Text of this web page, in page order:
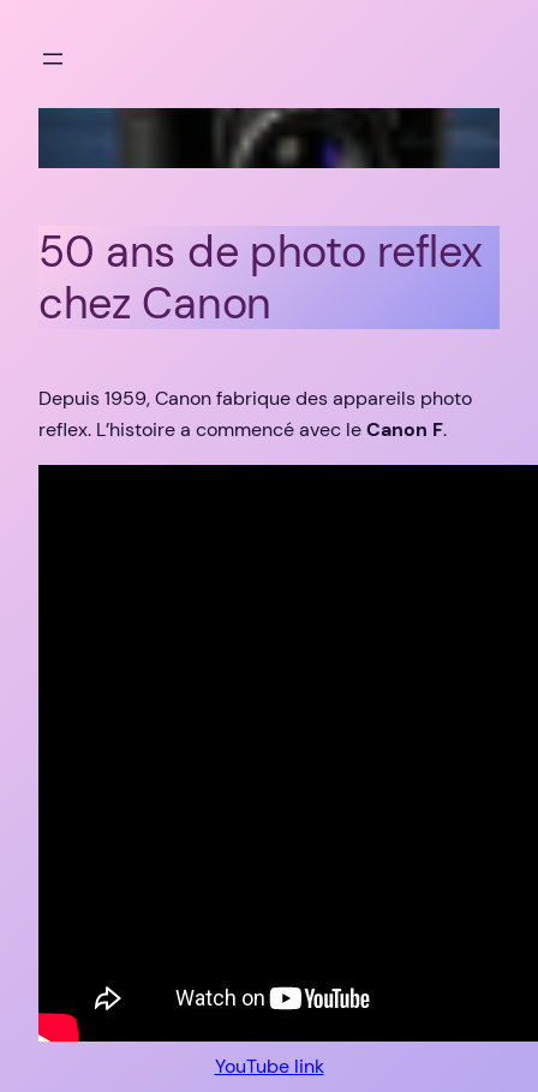
50 ans de photo reflex
chez Canon
Depuis 1959, Canon fabrique des appareils photo
reflex. L’histoire a commencé avec leCanon F.
YouTube link